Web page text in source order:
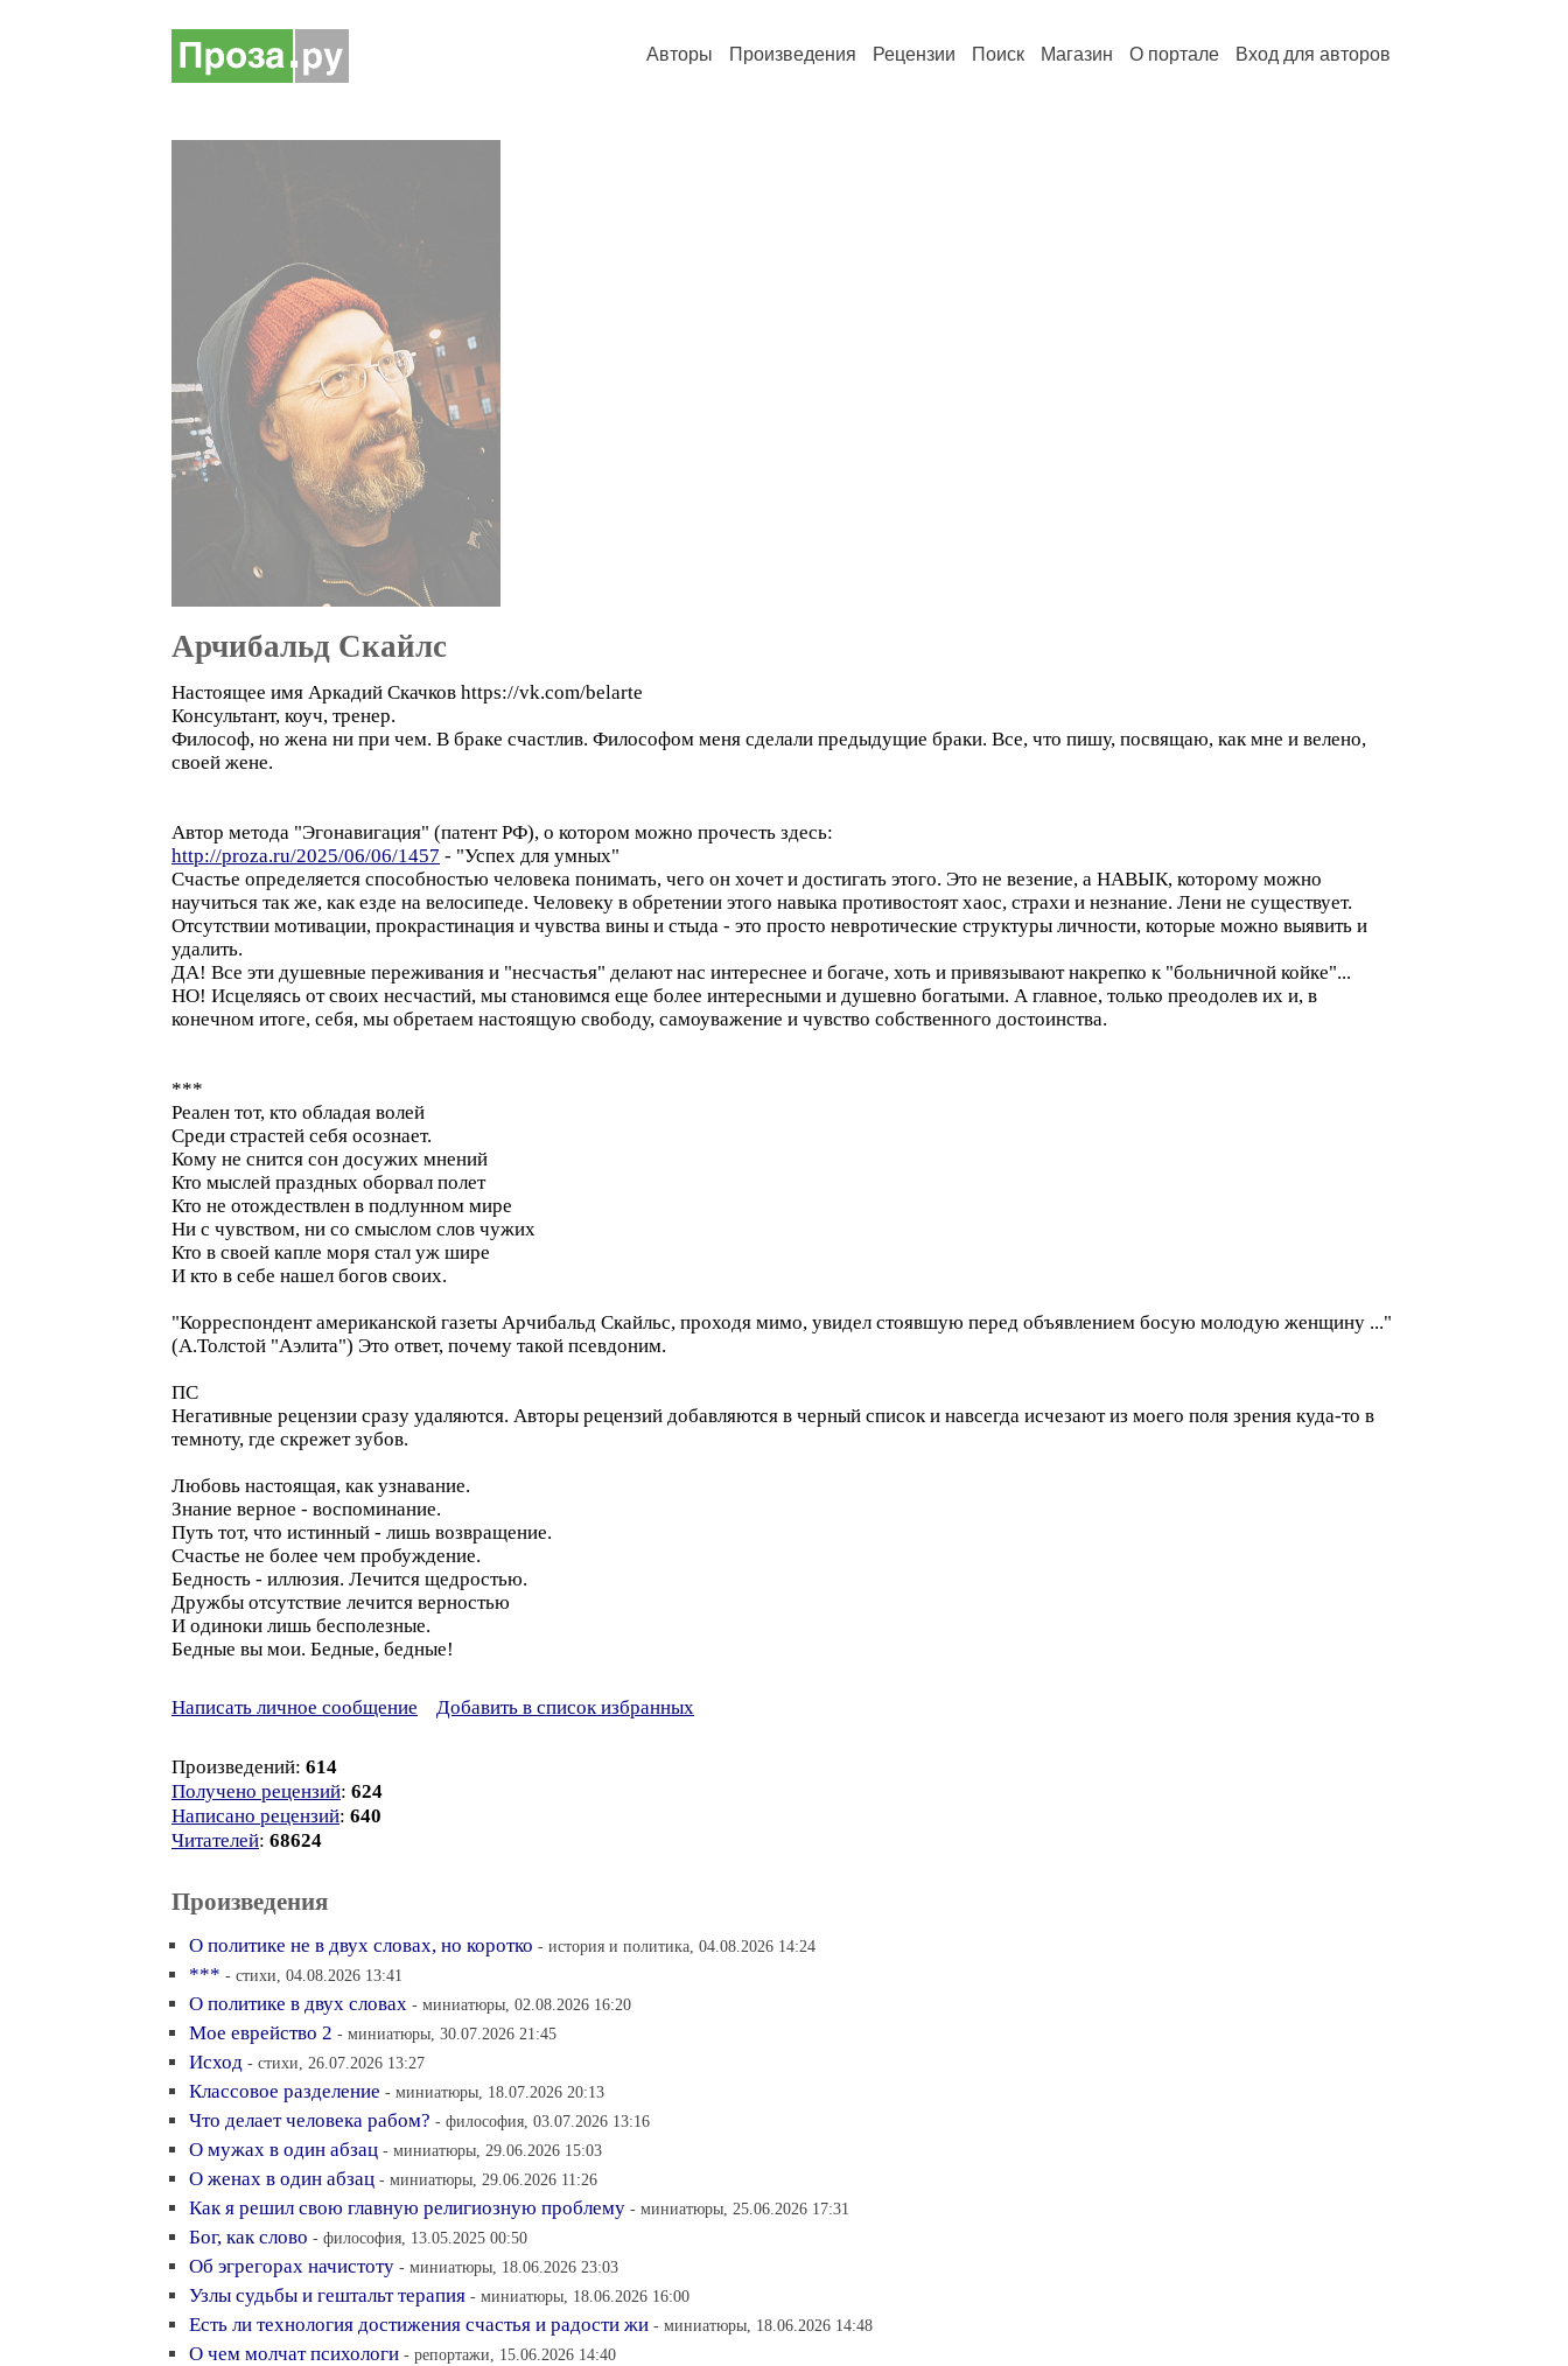
Авторы Произведения Рецензии Поиск Магазин О портале Вход для авторов
Арчибальд Скайлс
Настоящее имя Аркадий Скачков https://vk.com/belarte
Консультант, коуч, тренер.
Философ, но жена ни при чем. В браке счастлив. Философом меня сделали предыдущие браки. Все, что пишу, посвящаю, как мне и велено,
своей жене.
Автор метода "Эгонавигация" (патент РФ), о котором можно прочесть здесь:
http://proza.ru/2025/06/06/1457 - "Успех для умных"
Счастье определяется способностью человека понимать, чего он хочет и достигать этого. Это не везение, а НАВЫК, которому можно
научиться так же, как езде на велосипеде. Человеку в обретении этого навыка противостоят хаос, страхи и незнание. Лени не существует.
Отсутствии мотивации, прокрастинация и чувства вины и стыда - это просто невротические структуры личности, которые можно выявить и
удалить.
ДА! Все эти душевные переживания и "несчастья" делают нас интереснее и богаче, хоть и привязывают накрепко к "больничной койке"...
НО! Исцеляясь от своих несчастий, мы становимся еще более интересными и душевно богатыми. А главное, только преодолев их и, в
конечном итоге, себя, мы обретаем настоящую свободу, самоуважение и чувство собственного достоинства.
***
Реален тот, кто обладая волей
Среди страстей себя осознает.
Кому не снится сон досужих мнений
Кто мыслей праздных оборвал полет
Кто не отождествлен в подлунном мире
Ни с чувством, ни со смыслом слов чужих
Кто в своей капле моря стал уж шире
И кто в себе нашел богов своих.
"Корреспондент американской газеты Арчибальд Скайльс, проходя мимо, увидел стоявшую перед объявлением босую молодую женщину ..."
(А.Толстой "Аэлита") Это ответ, почему такой псевдоним.
ПС
Негативные рецензии сразу удаляются. Авторы рецензий добавляются в черный список и навсегда исчезают из моего поля зрения куда-то в
темноту, где скрежет зубов.
Любовь настоящая, как узнавание.
Знание верное - воспоминание.
Путь тот, что истинный - лишь возвращение.
Счастье не более чем пробуждение.
Бедность - иллюзия. Лечится щедростью.
Дружбы отсутствие лечится верностью
И одиноки лишь бесполезные.
Бедные вы мои. Бедные, бедные!
Написать личное сообщение Добавить в список избранных
Произведений: 614
Получено рецензий: 624
Написано рецензий: 640
Читателей: 68624
Произведения
О политике не в двух словах, но коротко - история и политика, 04.08.2026 14:24
*** - стихи, 04.08.2026 13:41
О политике в двух словах - миниатюры, 02.08.2026 16:20
Мое еврейство 2 - миниатюры, 30.07.2026 21:45
Исход - стихи, 26.07.2026 13:27
Классовое разделение - миниатюры, 18.07.2026 20:13
Что делает человека рабом? - философия, 03.07.2026 13:16
О мужах в один абзац - миниатюры, 29.06.2026 15:03
О женах в один абзац - миниатюры, 29.06.2026 11:26
Как я решил свою главную религиозную проблему - миниатюры, 25.06.2026 17:31
Бог, как слово - философия, 13.05.2025 00:50
Об эгрегорах начистоту - миниатюры, 18.06.2026 23:03
Узлы судьбы и гештальт терапия - миниатюры, 18.06.2026 16:00
Есть ли технология достижения счастья и радости жи - миниатюры, 18.06.2026 14:48
О чем молчат психологи - репортажи, 15.06.2026 14:40